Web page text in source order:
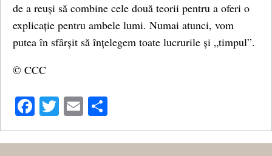
de a reuși să combine cele două teorii pentru a oferi o
explicație pentru ambele lumi. Numai atunci, vom
putea în sfârșit să înțelegem toate lucrurile și „timpul”.
© CCC
Facebook
Twitter
Email